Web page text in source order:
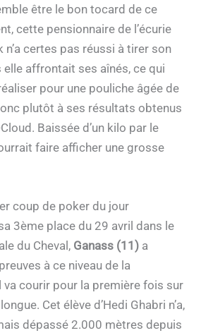
être le bon tocard de ce
cette pensionnaire de l’écurie
n’a certes pas réussi à tirer son
affrontait ses aînés, ce qui
pour une pouliche âgée de
plutôt à ses résultats obtenus
Baissée d’un kilo par le
faire afficher une grosse
coup de poker du jour
3ème place du 29 avril dans le
du Cheval, Ganass (11) a
à ce niveau de la
courir pour la première fois sur
Cet élève d’Hedi Ghabri n’a,
dépassé 2.000 mètres depuis